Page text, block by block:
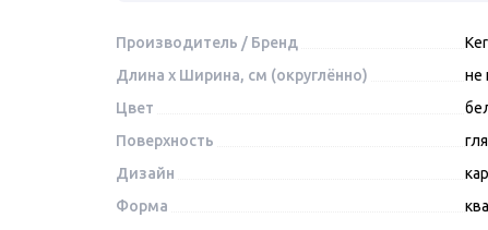
Производитель / Бренд
Длина x Ширина, см (округлённо)
не
Цвет
Поверхность
Дизайн
Форма